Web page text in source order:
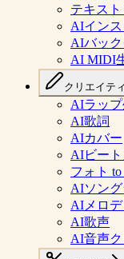
テキスト
AIイン
AIバッ
AI MIDI
クリエイテ
AIラッ
AI歌詞
AIカバー
AIビー
フォト
AIソン
AIメロ
AI歌声
AI音声